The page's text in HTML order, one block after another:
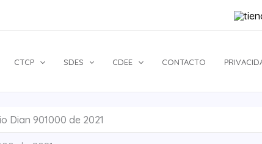
CTCP SDES CDEE CONTACTO
Dian 901000 de 2021